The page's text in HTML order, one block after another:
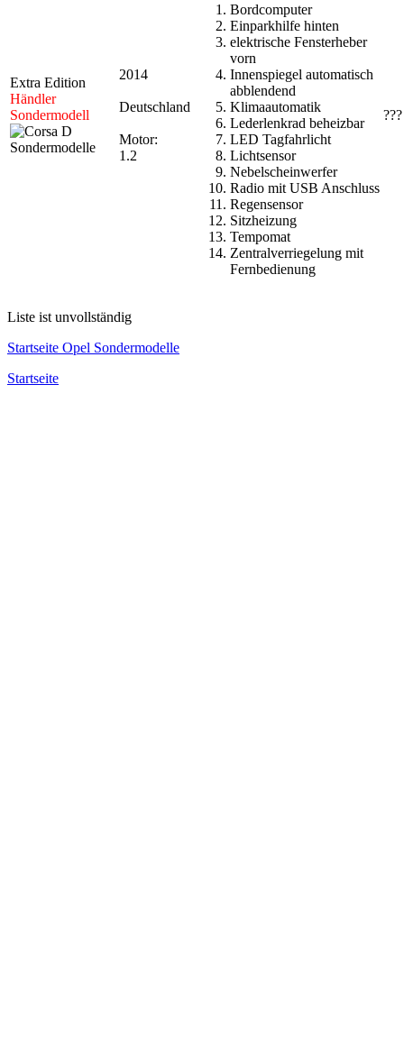
Extra Edition
Händler
Sondermodell
2014
Deutschland
Motor:
1.2
Bordcomputer
Einparkhilfe hinten
elektrische Fensterheber
vorn
Innenspiegel automatisch
abblendend
Klimaautomatik
Lederlenkrad beheizbar
LED Tagfahrlicht
Lichtsensor
Nebelscheinwerfer
Radio mit USB Anschluss
Regensensor
Sitzheizung
Tempomat
Zentralverriegelung mit
Fernbedienung
???
Liste ist unvollständig
Startseite Opel Sondermodelle
Startseite